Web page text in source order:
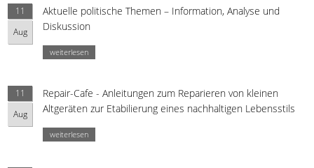
11
Aug
Aktuelle politische Themen – Information, Analyse und
Diskussion
weiterlesen
11
Aug
Repair-Cafe - Anleitungen zum Reparieren von kleinen
Altgeräten zur Etabilierung eines nachhaltigen Lebensstils
weiterlesen